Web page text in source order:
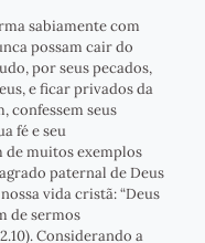
sabiamente com
possam cair do
por seus pecados,
e ficar privados da
confessem seus
fé e seu
de muitos exemplos
paternal de Deus
vida cristã: “Deus
de sermos
Considerando a